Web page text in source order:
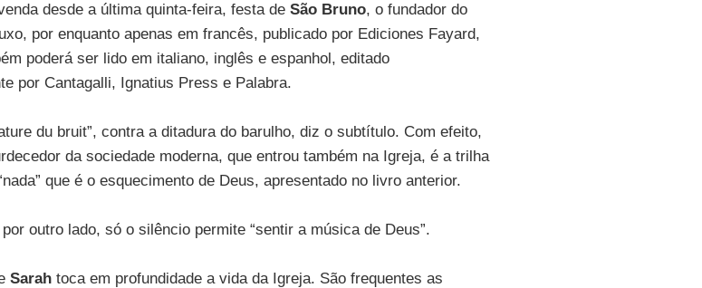
desde a última quinta-feira, festa de São Bruno, o fundador do
por enquanto apenas em francês, publicado por Ediciones Fayard,
poderá ser lido em italiano, inglês e espanhol, editado
por Cantagalli, Ignatius Press e Palabra.
du bruit”, contra a ditadura do barulho, diz o subtítulo. Com efeito,
da sociedade moderna, que entrou também na Igreja, é a trilha
que é o esquecimento de Deus, apresentado no livro anterior.
outro lado, só o silêncio permite “sentir a música de Deus”.
Sarahtoca em profundidade a vida da Igreja. São frequentes as